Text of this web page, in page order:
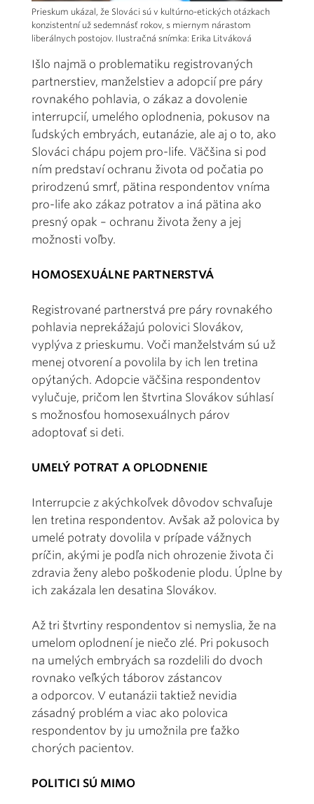
Prieskum ukázal, že Slováci sú v kultúrno-etických otázkach
konzistentní už sedemnásť rokov, s miernym nárastom
liberálnych postojov. Ilustračná snímka: Erika Litváková
Išlo najmä o problematiku registrovaných
partnerstiev, manželstiev a adopcií pre páry
rovnakého pohlavia, o zákaz a dovolenie
interrupcií, umelého oplodnenia, pokusov na
ľudských embryách, eutanázie, ale aj o to, ako
Slováci chápu pojem pro-life. Väčšina si pod
ním predstaví ochranu života od počatia po
prirodzenú smrť, pätina respondentov vníma
pro-life ako zákaz potratov a iná pätina ako
presný opak – ochranu života ženy a jej
možnosti voľby.
HOMOSEXUÁLNE PARTNERSTVÁ
Registrované partnerstvá pre páry rovnakého
pohlavia neprekážajú polovici Slovákov,
vyplýva z prieskumu. Voči manželstvám sú už
menej otvorení a povolila by ich len tretina
opýtaných. Adopcie väčšina respondentov
vylučuje, pričom len štvrtina Slovákov súhlasí
s možnosťou homosexuálnych párov
adoptovať si deti.
UMELÝ POTRAT A OPLODNENIE
Interrupcie z akýchkoľvek dôvodov schvaľuje
len tretina respondentov. Avšak až polovica by
umelé potraty dovolila v prípade vážnych
príčin, akými je podľa nich ohrozenie života či
zdravia ženy alebo poškodenie plodu. Úplne by
ich zakázala len desatina Slovákov.
Až tri štvrtiny respondentov si nemyslia, že na
umelom oplodnení je niečo zlé. Pri pokusoch
na umelých embryách sa rozdelili do dvoch
rovnako veľkých táborov zástancov
a odporcov. V eutanázii taktiež nevidia
zásadný problém a viac ako polovica
respondentov by ju umožnila pre ťažko
chorých pacientov.
POLITICI SÚ MIMO